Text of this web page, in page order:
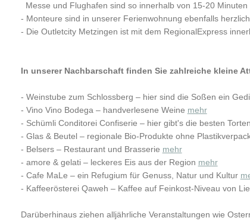
Messe und Flughafen sind so innerhalb von 15-20
- Monteure sind in unserer Ferienwohnung ebenfalls
- Die Outletcity Metzingen ist mit dem RegionalExpress
In unserer Nachbarschaft finden Sie zahlreiche kleine
- Weinstube zum Schlossberg – hier sind die Soßen ein
- Vino Vino Bodega – handverlesene Weine mehr
- Schümli Conditorei Confiserie – hier gibt's die besten
- Glas & Beutel– regionale Bio-Produkte ohne
- Belsers– Restaurant und Brasserie mehr
- amore & gelati – leckeres Eis aus der Region mehr
- Cafe MaLe – ein Refugium für Genuss, Natur und Kultur
- Kaffeerösterei Qaweh – Kaffee auf Feinkost-Niveau von
Darüberhinaus ziehen alljährliche Veranstaltungen wie